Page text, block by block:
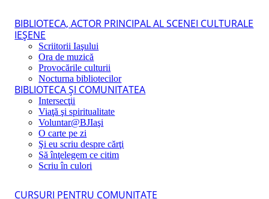
BIBLIOTECA, ACTOR PRINCIPAL AL SCENEI CULTURALE
IEŞENE
Scriitorii Iaşului
Ora de muzică
Provocările culturii
Nocturna bibliotecilor
BIBLIOTECA ŞI COMUNITATEA
Intersecţii
Viaţă şi spiritualitate
Voluntar@BJIaşi
O carte pe zi
Şi eu scriu despre cărţi
Să înţelegem ce citim
Scriu în culori
CURSURI PENTRU COMUNITATE